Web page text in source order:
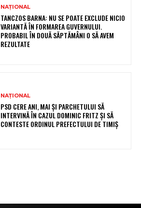
NAȚIONAL
TANCZOS BARNA: NU SE POATE EXCLUDE NICIO
VARIANTĂ ÎN FORMAREA GUVERNULUI.
PROBABIL ÎN DOUĂ SĂPTĂMÂNI O SĂ AVEM
REZULTATE
NAȚIONAL
PSD CERE ANI, MAI ȘI PARCHETULUI SĂ
INTERVINĂ ÎN CAZUL DOMINIC FRITZ ȘI SĂ
CONTESTE ORDINUL PREFECTULUI DE TIMIȘ